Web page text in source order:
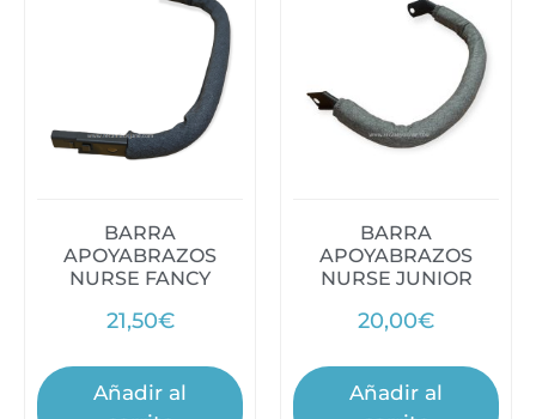
BARRA
APOYABRAZOS
NURSE FANCY
21,50€
Añadir al
BARRA
APOYABRAZOS
NURSE JUNIOR
20,00€
Añadir al